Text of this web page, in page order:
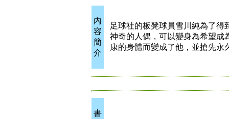
內
容
簡
介
足球社的板凳球員雪川純為了
神奇的人偶，可以變身為希望成
康的身體而變成了他，並搶先永
書